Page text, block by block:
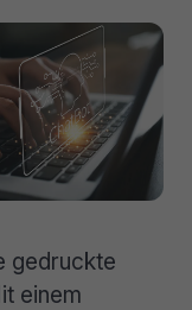
gedruckte
einem